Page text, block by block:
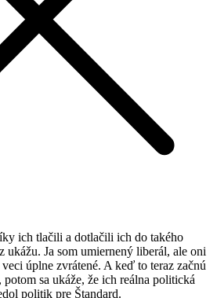
ich tlačili a dotlačili ich do takého
ukážu. Ja som umiernený liberál, ale oni
úplne zvrátené. A keď to teraz začnú
sa ukáže, že ich reálna politická
politik pre Štandard.